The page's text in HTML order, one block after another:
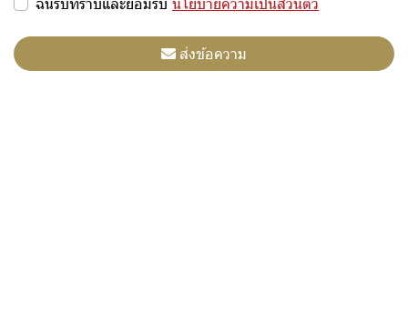
ส่งข้อความ